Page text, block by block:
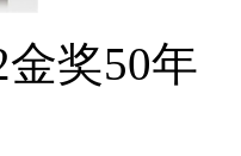
奖50年